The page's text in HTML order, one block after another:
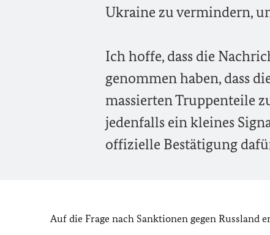
Ukraine zu vermindern,
Ich hoffe, dass die
genommen haben, dass
massierten Truppenteile
jedenfalls ein kleines
offizielle Bestätigung
Auf die Frage nach Sanktionen gegen